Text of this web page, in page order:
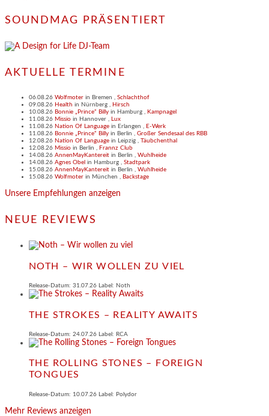
SOUNDMAG PRÄSENTIERT
AKTUELLE TERMINE
06.08.26 Wolfmoter in Bremen
Schlachthof
09.08.26 Health in Nürnberg
Hirsch
10.08.26 Bonnie „Prince“ Billy in Hamburg
Kampnagel
11.08.26 Missio in Hannover
Lux
11.08.26 Nation Of Language in Erlangen
E-Werk
11.08.26 Bonnie „Prince“ Billy in Berlin
Großer Sendesaal des RBB
12.08.26 Nation Of Language in Leipzig
Täubchenthal
12.08.26 Missio in Berlin
Frannz Club
14.08.26 AnnenMayKantereit in Berlin
Wuhlheide
14.08.26 Agnes Obel in Hamburg
Stadtpark
15.08.26 AnnenMayKantereit in Berlin
Wuhlheide
15.08.26 Wolfmoter in München Backstage
Unsere Empfehlungen anzeigen
NEUE REVIEWS
NOTH – WIR WOLLEN ZU VIEL
Release-Datum: 31.07.26 Label: Noth
THE STROKES – REALITY AWAITS
Release-Datum: 24.07.26 Label: RCA
THE ROLLING STONES – FOREIGN
TONGUES
Release-Datum: 10.07.26 Label: Polydor
Mehr Reviews anzeigen